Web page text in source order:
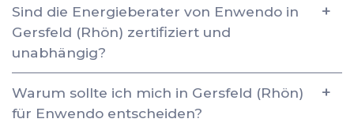
Sind die Energieberater von Enwendo in
Gersfeld (Rhön) zertifiziert und
unabhängig?
Warum sollte ich mich in Gersfeld (Rhön)
für Enwendo entscheiden?